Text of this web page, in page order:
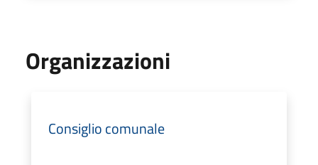
Organizzazioni
Consiglio comunale